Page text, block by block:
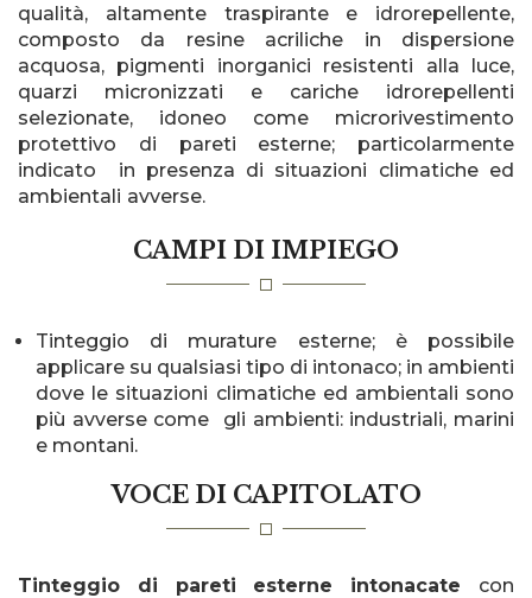
qualità, altamente traspirante e idrorepellente,
composto da resine acriliche in dispersione
acquosa, pigmenti inorganici resistenti alla luce,
quarzi micronizzati e cariche idrorepellenti
selezionate, idoneo come microrivestimento
protettivo di pareti esterne; particolarmente
indicato in presenza di situazioni climatiche ed
ambientali avverse.
CAMPI DI IMPIEGO
Tinteggio di murature esterne; è possibile
applicare su qualsiasi tipo di intonaco; in ambienti
dove le situazioni climatiche ed ambientali sono
più avverse come gli ambienti: industriali, marini
e montani.
VOCE DI CAPITOLATO
Tinteggio di pareti esterne intonacate con